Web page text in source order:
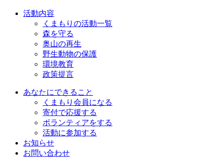
活動内容
くまもりの活動一覧
森を守る
奥山の再生
野生動物の保護
環境教育
政策提言
あなたにできること
くまもり会員になる
寄付で応援する
ボランティアをする
活動に参加する
お知らせ
お問い合わせ